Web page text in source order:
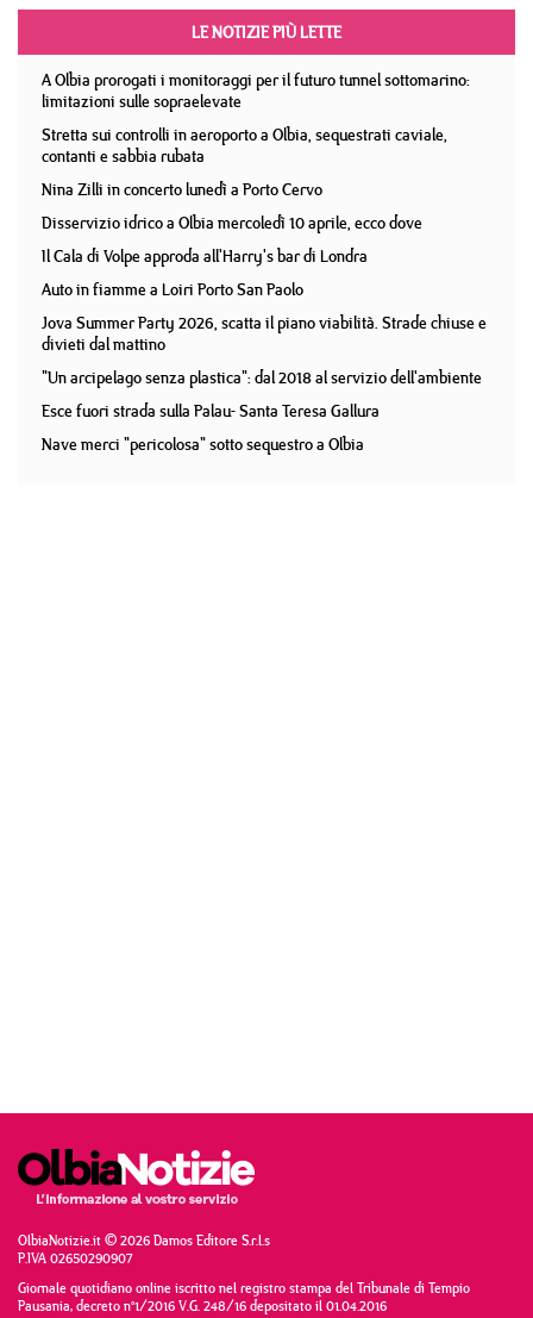
LE NOTIZIE PIÙ LETTE
A Olbia prorogati i monitoraggi per il futuro tunnel sottomarino:
limitazioni sulle sopraelevate
Stretta sui controlli in aeroporto a Olbia, sequestrati caviale,
contanti e sabbia rubata
Nina Zilli in concerto lunedì a Porto Cervo
Disservizio idrico a Olbia mercoledì 10 aprile, ecco dove
Il Cala di Volpe approda all'Harry's bar di Londra
Auto in fiamme a Loiri Porto San Paolo
Jova Summer Party 2026, scatta il piano viabilità. Strade chiuse e
divieti dal mattino
"Un arcipelago senza plastica": dal 2018 al servizio dell'ambiente
Esce fuori strada sulla Palau- Santa Teresa Gallura
Nave merci "pericolosa" sotto sequestro a Olbia
OlbiaNotizie.it © 2026 Damos Editore S.r.l.s
P.IVA 02650290907
Giornale quotidiano online iscritto nel registro stampa del Tribunale di Tempio
Pausania, decreto n°1/2016 V.G. 248/16 depositato il 01.04.2016